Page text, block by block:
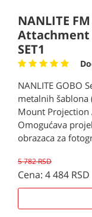
NANLITE
Attachment
SET1
NANLITE GOBO
metalnih šablona
Mount Projection
Omogućava
obrazaca za
5 782 RSD
Cena: 4 484 RSD